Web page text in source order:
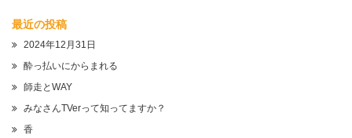
最近の投稿
2024年12月31日
酔っ払いにからまれる
師走とWAY
みなさんTVerって知ってますか？
香